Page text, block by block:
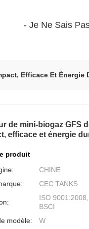
- Je Ne Sais
Efficace Et Énergie
de mini-biogaz GFS
efficace et énergie
produit
CHINE
CEC TANKS
ISO 9001:2008,
BSCI
modèle:
W